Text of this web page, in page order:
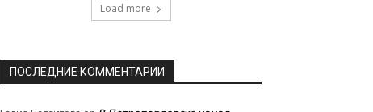
Load more
ПОСЛЕДНИЕ КОММЕНТАРИИ